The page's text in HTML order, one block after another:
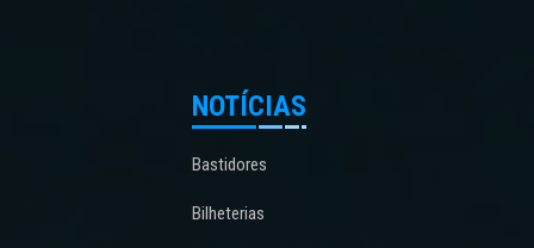
NOTÍCIAS
Bastidores
Bilheterias